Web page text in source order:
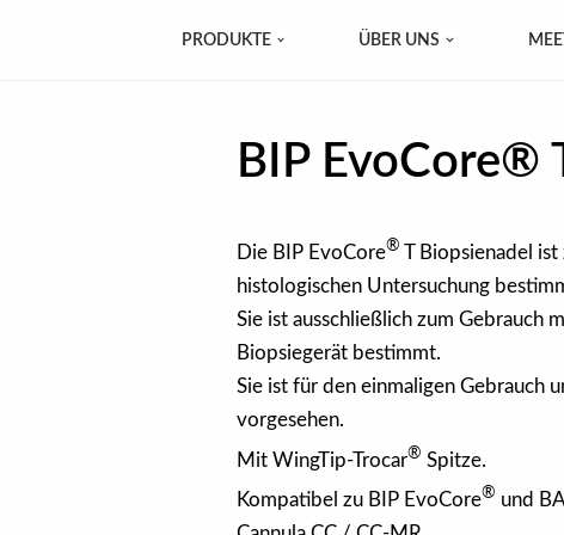
PRODUKTE ÜBER UNS
BIP EvoCore®
Die BIP EvoCore® T Biopsienadel
histologischen Untersuchung
Sie ist ausschließlich zum
Biopsiegerät bestimmt.
Sie ist für den einmaligen Gebrauch
vorgesehen.
Mit WingTip-Trocar® Spitze.
Kompatibel zu BIP EvoCore® und